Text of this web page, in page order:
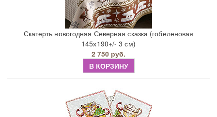
Скатерть новогодняя Северная сказка (гобеленовая
145х190+/- 3 см)
2 750 руб.
В КОРЗИНУ